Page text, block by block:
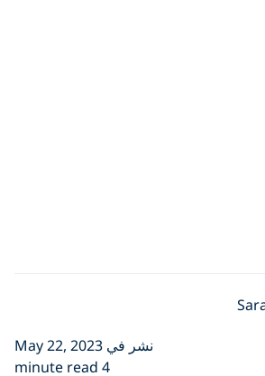
نشر في May 22, 2023
4 minute read